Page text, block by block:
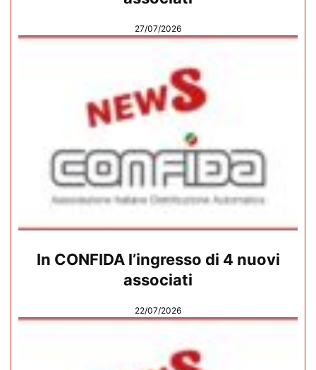
27/07/2026
In CONFIDA l’ingresso di 4 nuovi
associati
22/07/2026